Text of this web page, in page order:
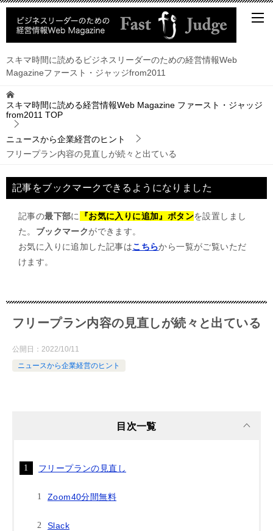
スキマ時間に読めるビジネスリーダーのための経営情報Web
Magazineファースト・ジャッジfrom2011
スキマ時間に読める経営情報Web Magazine ファースト・ジャッジ
from2011 TOP
ニュースから企業経営のヒント
フリープラン内容の見直しが続々と出ている
記事をブックマークできるようになりました
記事の最下部に 『お気に入りに追加』ボタンを設置しまし
た。 ブックマークができます。
お気に入りに追加した記事はこちらから一覧がご覧いただ
けます。
フリープラン内容の見直しが続々と出ている
公開日： 2022/10/11
ニュースから企業経営のヒント
目次一覧
フリープランの見直し
Zoom40分間無料
Slack